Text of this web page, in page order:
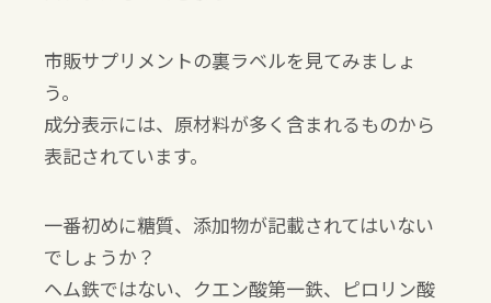
市販サプリメントの裏ラベルを見てみましょ
う。
成分表示には、原材料が多く含まれるものから
表記されています。
一番初めに糖質、添加物が記載されてはいない
でしょうか？
ヘム鉄ではない、クエン酸第一鉄、ピロリン酸